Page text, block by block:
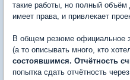
такие работы, но полный объём
имеет права, и привлекает
В общем резюме официальное
(а то описывать много, кто
состоявшимся. Отчётность
попытка сдать отчётность